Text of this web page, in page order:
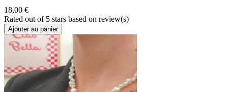
18,00 €
Rated out of 5 stars based on review(s)
Ajouter au panier